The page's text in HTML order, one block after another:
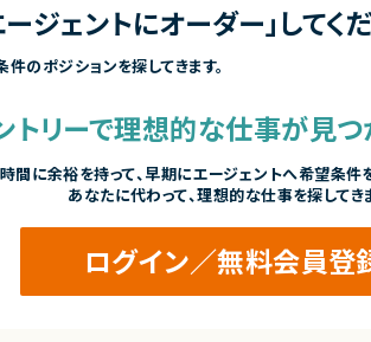
ジェントにオーダー」してく
のポジションを探してきます。
トリーで理想的な仕事が見つ
時間に余裕を持って、 早期にエージェントへ希望条件
あなたに代わって、理想的な仕事を探してき
ログイン／無料会員登